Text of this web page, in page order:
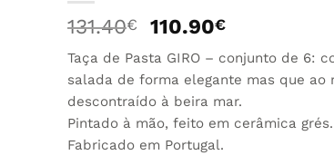
131.40€
O
original
era:
131.40€.
110.90€O
atual
é:
110.90€.
Taça de Pasta GIRO – conjunto de 6:
salada de forma elegante mas que
descontraído à beira mar.
Pintado à mão, feito em cerâmica grés.
Fabricado em Portugal.